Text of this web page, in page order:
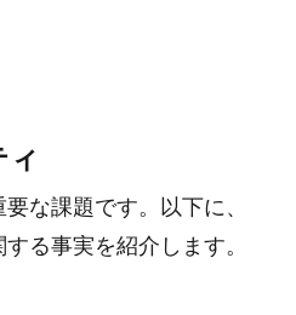
な課題です。以下に、
る事実を紹介します。